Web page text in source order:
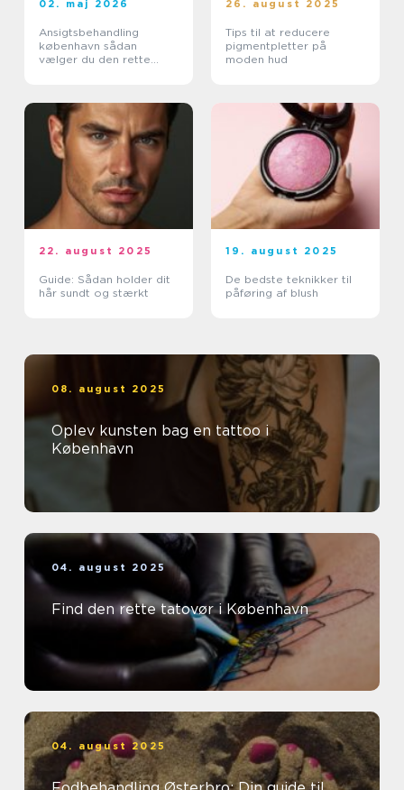
02. maj 2026
Ansigtsbehandling
københavn sådan
vælger du den rette
26. august 2025
Tips til at reducere
pigmentpletter på
moden hud
22. august 2025
Guide: Sådan holder dit
hår sundt og stærkt
19. august 2025
De bedste teknikker til
påføring af blush
08. august 2025
Oplev kunsten bag en tattoo i
København
04. august 2025
Find den rette tatovør i København
04. august 2025